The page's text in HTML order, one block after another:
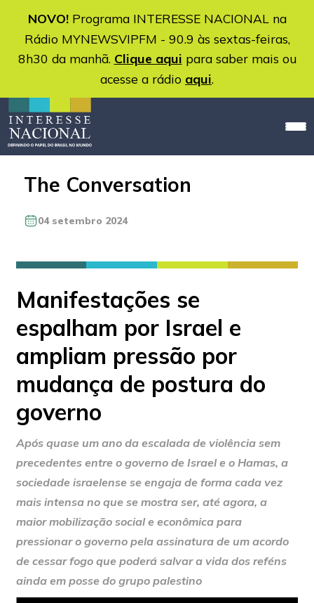
NOVO!Programa INTERESSE NACIONAL na
Rádio MYNEWSVIPFM - 90.9 às sextas-feiras,
8h30 da manhã. Clique aqui para saber mais ou
acesse a rádio aqui.
The Conversation
04 setembro 2024
Manifestações se
espalham por Israel e
ampliam pressão por
mudança de postura do
governo
Após quase um ano da escalada de violência sem
precedentes entre o governo de Israel e o Hamas, a
sociedade israelense se engaja de forma cada vez
mais intensa no que se mostra ser, até agora, a
maior mobilização social e econômica para
pressionar o governo pela assinatura de um acordo
de cessar fogo que poderá salvar a vida dos reféns
ainda em posse do grupo palestino